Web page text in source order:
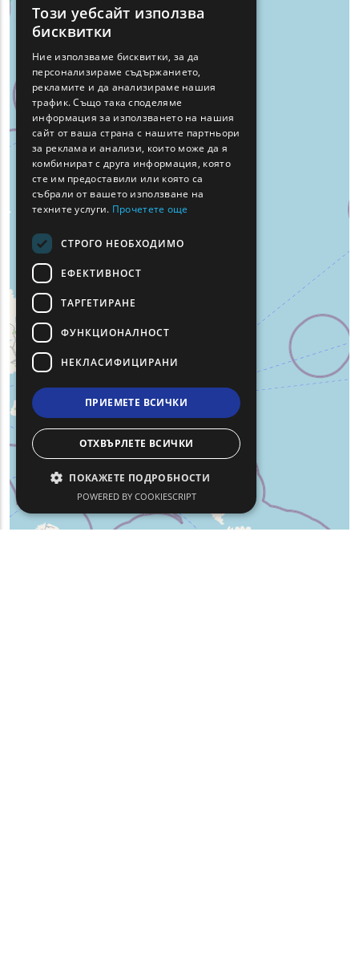
ENGLISH
FRENCH
ROMANIAN
TURKISH
Този уебсайт използва
бисквитки
Ние използваме бисквитки, за да
персонализираме съдържанието,
рекламите и да анализираме нашия
трафик. Също така споделяме
информация за използването на нашия
сайт от ваша страна с нашите партньори
за реклама и анализи, които може да я
комбинират с друга информация, която
сте им предоставили или която са
събрали от вашето използване на
техните услуги. Прочетете още
СТРОГО НЕОБХОДИМО
ЕФЕКТИВНОСТ
ТАРГЕТИРАНЕ
ФУНКЦИОНАЛНОСТ
НЕКЛАСИФИЦИРАНИ
ПРИЕМЕТЕ ВСИЧКИ
ОТХВЪРЛЕТЕ ВСИЧКИ
ПОКАЖЕТЕ ПОДРОБНОСТИ
POWERED BY COOKIESCRIPT